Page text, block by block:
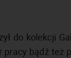
do kolekcji
bądź